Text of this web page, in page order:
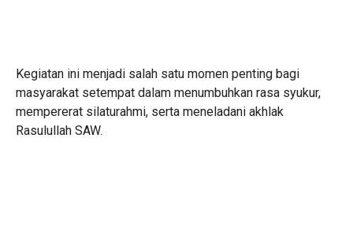
Kegiatan ini menjadi salah satu momen penting bagi
masyarakat setempat dalam menumbuhkan rasa syukur,
mempererat silaturahmi, serta meneladani akhlak
Rasulullah SAW.